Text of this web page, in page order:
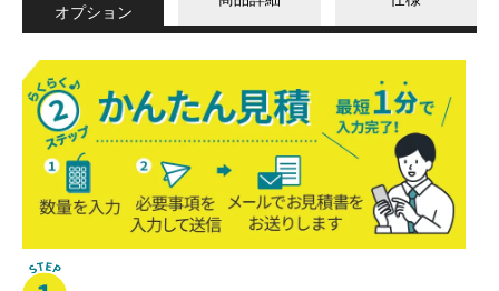
オプション
か
ん
た
ん
積